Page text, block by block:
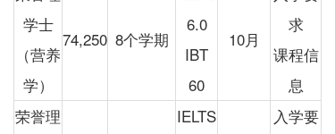
学士
（营养
学）
74,250 8个学期
6.0
IBT
60
10月
求
课程信
息
荣誉理
IELTS
入学要